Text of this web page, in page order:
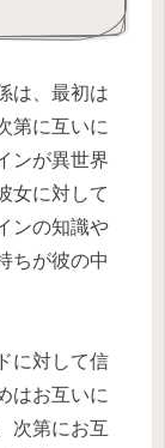
は、最初は
第に互いに
ンが異世界
女に対して
ンの知識や
ちが彼の中
に対して信
はお互いに
次第にお互